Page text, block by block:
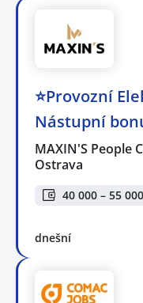
⭐Provozní
Nástupní
MAXIN'S People
Ostrava
40 000 – 55
dnešní